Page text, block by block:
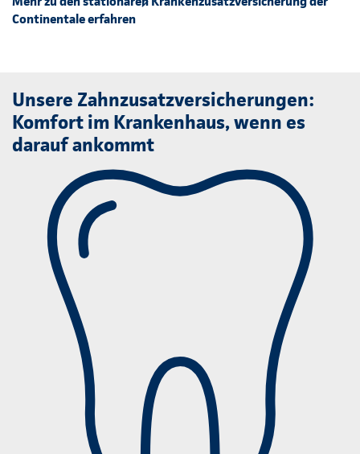
Continentale erfahren
Unsere Zahnzusatzversicherungen:
Komfort im Krankenhaus, wenn es
darauf ankommt